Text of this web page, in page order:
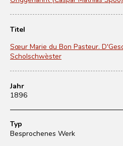
Titel
Sœur Marie du Bon Pasteur.
Scholschwèster
Jahr
1896
Typ
Besprochenes Werk